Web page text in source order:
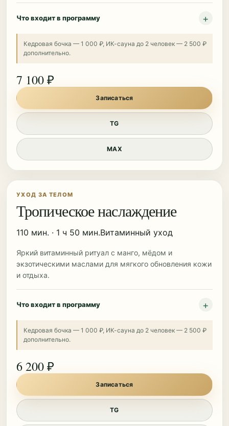
Что входит в программу
Кедровая бочка — 1 000 ₽, ИК-сауна до 2 человек — 2 500 ₽
дополнительно.
7 100 ₽
Записаться
TG
MAX
УХОД ЗА ТЕЛОМ
Тропическое наслаждение
110 мин. · 1 ч 50 мин.Витаминный уход
Яркий витаминный ритуал с манго, мёдом и
экзотическими маслами для мягкого обновления кожи
и отдыха.
Что входит в программу
Кедровая бочка — 1 000 ₽, ИК-сауна до 2 человек — 2 500 ₽
дополнительно.
6 200 ₽
Записаться
TG